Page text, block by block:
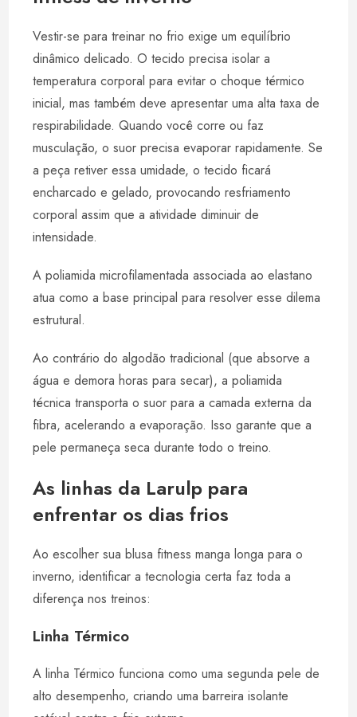
Vestir-se para treinar no frio exige um equilíbrio
dinâmico delicado. O tecido precisa isolar a
temperatura corporal para evitar o choque térmico
inicial, mas também deve apresentar uma alta taxa de
respirabilidade. Quando você corre ou faz
musculação, o suor precisa evaporar rapidamente. Se
a peça retiver essa umidade, o tecido ficará
encharcado e gelado, provocando resfriamento
corporal assim que a atividade diminuir de
intensidade.
A poliamida microfilamentada associada ao elastano
atua como a base principal para resolver esse dilema
estrutural.
Ao contrário do algodão tradicional (que absorve a
água e demora horas para secar), a poliamida
técnica transporta o suor para a camada externa da
fibra, acelerando a evaporação. Isso garante que a
pele permaneça seca durante todo o treino.
As linhas da Larulp para
enfrentar os dias frios
Ao escolher sua blusa fitness manga longa para o
inverno, identificar a tecnologia certa faz toda a
diferença nos treinos:
Linha Térmico
A linha Térmico funciona como uma segunda pele de
alto desempenho, criando uma barreira isolante